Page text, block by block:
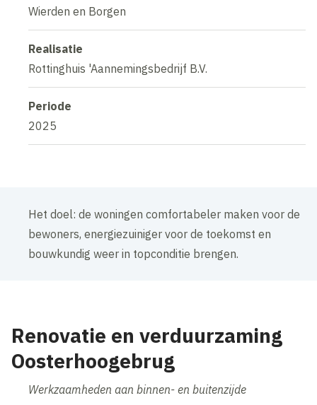
Wierden en Borgen
Realisatie
Rottinghuis 'Aannemingsbedrijf B.V.
Periode
2025
Het doel: de woningen comfortabeler maken voor de
bewoners, energiezuiniger voor de toekomst en
bouwkundig weer in topconditie brengen.
Renovatie en verduurzaming
Oosterhoogebrug
Werkzaamheden aan binnen- en buitenzijde